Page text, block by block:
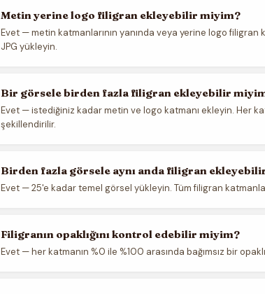
Metin yerine logo filigran ekleyebilir miyim?
Evet — metin katmanlarının yanında veya yerine logo filigran
JPG yükleyin.
Bir görsele birden fazla filigran ekleyebilir
Evet — istediğiniz kadar metin ve logo katmanı ekleyin. Her
şekillendirilir.
Birden fazla görsele aynı anda filigran
Evet — 25'e kadar temel görsel yükleyin. Tüm filigran
Filigranın opaklığını kontrol edebilir miyim?
Evet — her katmanın %0 ile %100 arasında bağımsız bir opaklık